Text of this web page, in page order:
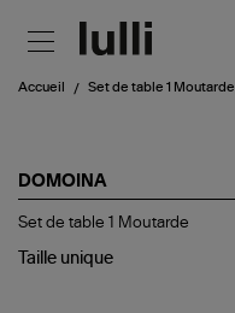
Accueil Set de table 1 Moutarde
DOMOINA
Set
table
Set de table 1 Moutarde
Taille unique